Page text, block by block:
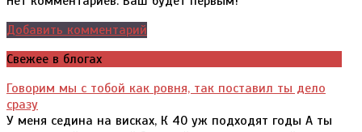
съедобнее - Снедь? Приестся - не пеняй...
Как живется вам с подобием - Вам,
поправшему Синай! Как живется вам с
чужою, Здешнею? Ребром - люба? Стыд
Зевесовой вожжою Не охлёстывает лба? Как
живется вам - здоровится - Можется?
Добавить комментарий
Свежее в блогах
Говорим мы с тобой как ровня, так поставил ты дело
сразу
У меня седина на висках, К 40 уж подходят годы А ты